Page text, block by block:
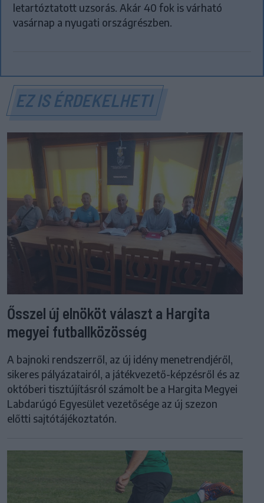
letartóztatott uzsorás. Akár 40 fok is várható
vasárnap a nyugati országrészben.
EZ IS ÉRDEKELHETI
Ősszel új elnököt választ a Hargita
megyei futballközösség
A bajnoki rendszerről, az új idény menetrendjéről,
sikeres pályázatairól, a játékvezető-képzésről és az
októberi tisztújításról számolt be a Hargita Megyei
Labdarúgó Egyesület vezetősége az új szezon
előtti sajtótájékoztatón.